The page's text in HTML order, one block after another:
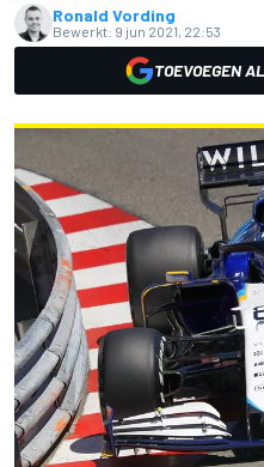
Ronald Vording
Bewerkt: 9 jun 2021, 22:53
TOEVOEGEN